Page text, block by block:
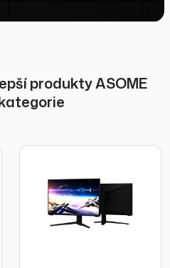
produkty ASOME